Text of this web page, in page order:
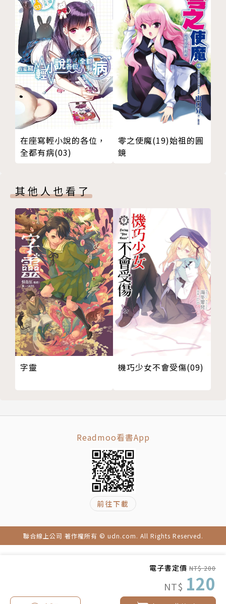
電子書定價 NT$ 200
NT$ 120
第八章 邁向神境的作家
終 章 文學少女
後 記
版權頁
在座寫輕小說的各位，
全都有病(03)
零之使魔(19)始祖的圓
鏡
其他人也看了
字靈 機巧少女不會受傷(09)
Readmoo看書App
前往下載
聯合線上公司 著作權所有 © udn.com. All Rights Reserved.